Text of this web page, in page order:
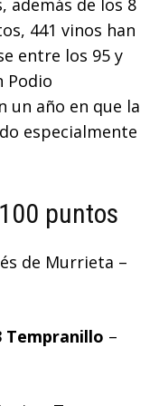
además de los 8
441 vinos han
entre los 95 y
Podio
un año en que la
especialmente
puntos
de Murrieta –
Tempranillo –